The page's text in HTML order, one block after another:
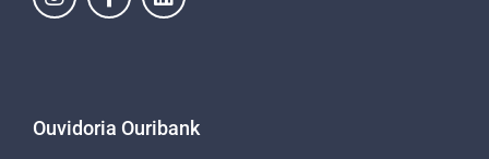
Ouvidoria Ouribank